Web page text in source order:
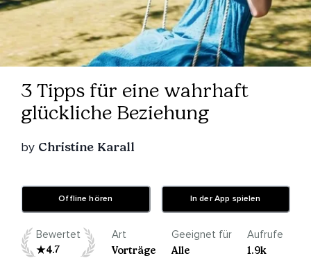
Loading...
3 Tipps für eine wahrhaft
glückliche Beziehung
by Christine Karall
Offline hören In der App spielen
Bewertet
4.7
Art
Vorträge
Geeignet für
Alle
Aufrufe
1.9k